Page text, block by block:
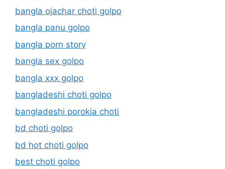
bangla ojachar choti golpo
bangla panu golpo
bangla porn story
bangla sex golpo
bangla xxx golpo
bangladeshi choti golpo
bangladeshi porokia choti
bd choti golpo
bd hot choti golpo
best choti golpo